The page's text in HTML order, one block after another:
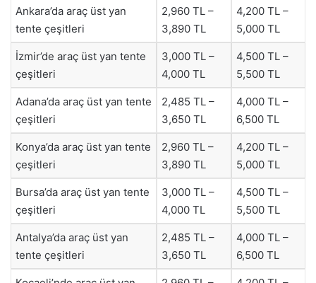
Ankara’da araç üst yan
tente çeşitleri
2,960 TL –
3,890 TL
4,200 TL –
5,000 TL
İzmir’de araç üst yan tente
çeşitleri
3,000 TL –
4,000 TL
4,500 TL –
5,500 TL
Adana’da araç üst yan tente
çeşitleri
2,485 TL –
3,650 TL
4,000 TL –
6,500 TL
Konya’da araç üst yan tente
çeşitleri
2,960 TL –
3,890 TL
4,200 TL –
5,000 TL
Bursa’da araç üst yan tente
çeşitleri
3,000 TL –
4,000 TL
4,500 TL –
5,500 TL
Antalya’da araç üst yan
tente çeşitleri
2,485 TL –
3,650 TL
4,000 TL –
6,500 TL